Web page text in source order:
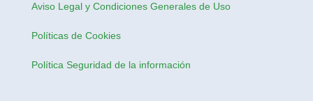
Aviso Legal y Condiciones Generales de Uso
Políticas de Cookies
Política Seguridad de la información